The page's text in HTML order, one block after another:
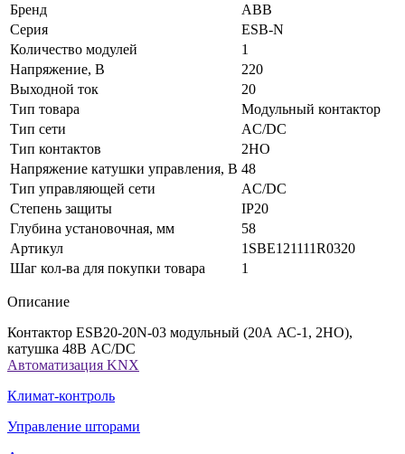
Бренд
ABB
Серия
ESB-N
Количество модулей
1
Напряжение, В
220
Выходной ток
20
Тип товара
Модульный контактор
Тип сети
AC/DC
Тип контактов
2НО
Напряжение катушки управления, В 48
Тип управляющей сети
AC/DC
Степень защиты
IP20
Глубина установочная, мм
58
Артикул
1SBE121111R0320
Шаг кол-ва для покупки товара
1
Описание
Контактор ESB20-20N-03 модульный (20А АС-1, 2НО),
катушка 48В AC/DC
Автоматизация KNX
Климат-контроль
Управление шторами